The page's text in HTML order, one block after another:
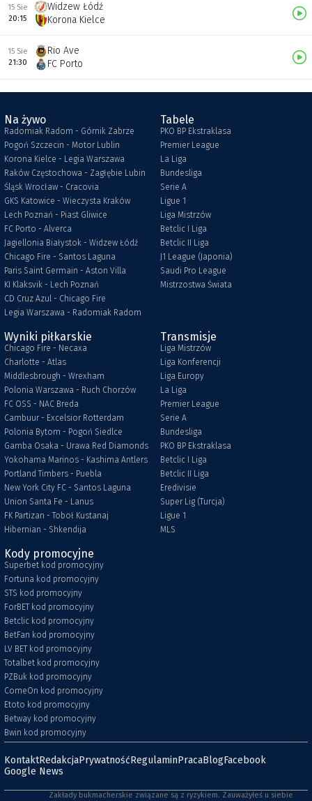
15 Sie
20:15
Widzew Łódź
Korona Kielce
15 Sie
21:30
Rio Ave
FC Porto
Na żywo
Radomiak Radom - Górnik Zabrze
Pogoń Szczecin - Motor Lublin
Korona Kielce - Legia Warszawa
Raków Częstochowa - Zagłębie Lubin
Śląsk Wrocław - Cracovia
GKS Katowice - Wieczysta Kraków
Lech Poznań - Piast Gliwice
FC Porto - Alverca
Jagiellonia Białystok - Widzew Łódź
Chicago Fire - Santos Laguna
Paris Saint Germain - Aston Villa
KI Klaksvik - Lech Poznań
CD Cruz Azul - Chicago Fire
Legia Warszawa - Radomiak Radom
Tabele
PKO BP Ekstraklasa
Premier League
La Liga
Bundesliga
Serie A
Ligue 1
Liga Mistrzów
Betclic I Liga
Betclic II Liga
J1 League (Japonia)
Saudi Pro League
Mistrzostwa Świata
Wyniki piłkarskie
Chicago Fire - Necaxa
Charlotte - Atlas
Middlesbrough - Wrexham
Polonia Warszawa - Ruch Chorzów
FC OSS - NAC Breda
Cambuur - Excelsior Rotterdam
Polonia Bytom - Pogoń Siedlce
Gamba Osaka - Urawa Red Diamonds
Yokohama Marinos - Kashima Antlers
Portland Timbers - Puebla
New York City FC - Santos Laguna
Union Santa Fe - Lanus
FK Partizan - Toboł Kustanaj
Hibernian - Shkendija
Transmisje
Liga Mistrzów
Liga Konferencji
Liga Europy
La Liga
Premier League
Serie A
Bundesliga
PKO BP Ekstraklasa
Betclic I Liga
Betclic II Liga
Eredivisie
Super Lig (Turcja)
Ligue 1
MLS
Kody promocyjne
Superbet kod promocyjny
Fortuna kod promocyjny
STS kod promocyjny
ForBET kod promocyjny
Betclic kod promocyjny
BetFan kod promocyjny
LV BET kod promocyjny
Totalbet kod promocyjny
PZBuk kod promocyjny
ComeOn kod promocyjny
Etoto kod promocyjny
Betway kod promocyjny
Bwin kod promocyjny
KontaktRedakcjaPrywatnośćRegulaminPracaBlogFacebook
Google News
Zakłady bukmacherskie związane są z ryzykiem. Zauważyłeś u siebie